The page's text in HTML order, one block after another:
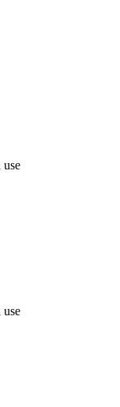
use
use